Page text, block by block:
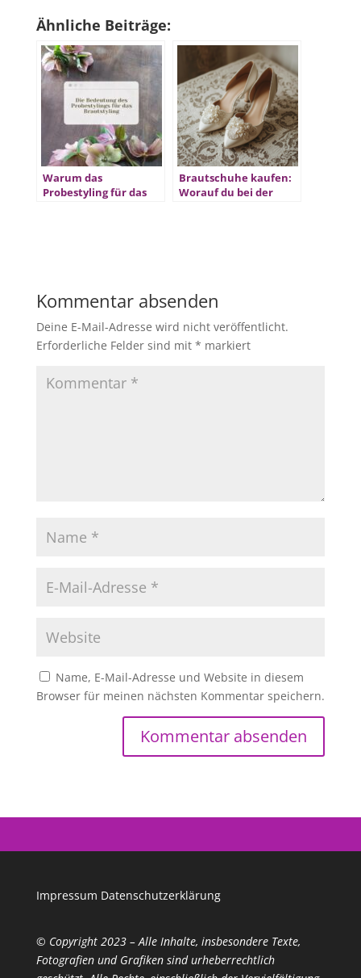
Ähnliche Beiträge:
Warum das
Probestyling für das
Brautschuhe kaufen:
Worauf du bei der
Kommentar absenden
Deine E-Mail-Adresse wird nicht veröffentlicht.
Erforderliche Felder sind mit * markiert
Name, E-Mail-Adresse und Website in diesem
Browser für meinen nächsten Kommentar speichern.
Impressum Datenschutzerklärung
© Copyright 2023 – Alle Inhalte, insbesondere Texte,
Fotografien und Grafiken sind urheberrechtlich